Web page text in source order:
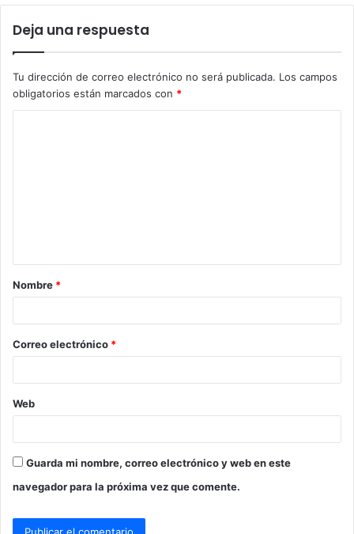
Deja una respuesta
Tu dirección de correo electrónico no será publicada. Los campos
obligatorios están marcados con *
a
r
*
Nombre *
Correo electrónico *
Web
Guarda mi nombre, correo electrónico y web en este
navegador para la próxima vez que comente.